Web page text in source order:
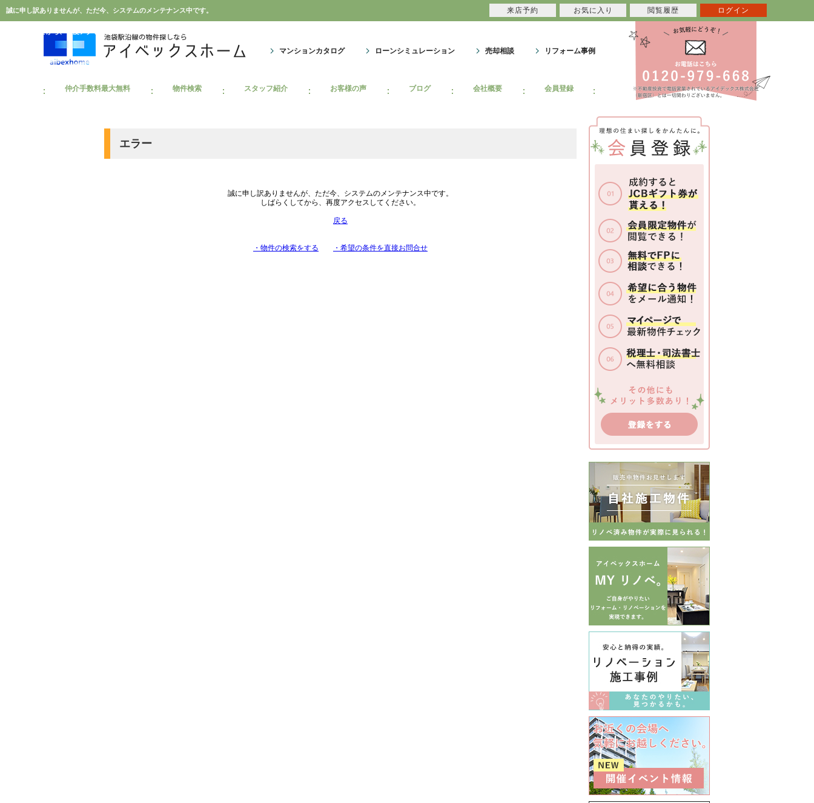
誠に申し訳ありませんが、ただ今、システムのメンテナンス中です。
マンションカタログ ローンシミュレーション 売却相談 リフォーム事例
仲介手数料最大無料 物件検索 スタッフ紹介 お客様の声 ブログ 会社概要 会員登録
エラー
誠に申し訳ありませんが、ただ今、システムのメンテナンス中です。
しばらくしてから、再度アクセスしてください。
戻る
・物件の検索をする ・希望の条件を直接お問合せ
来店予約 お気に入り 閲覧履歴 ログイン